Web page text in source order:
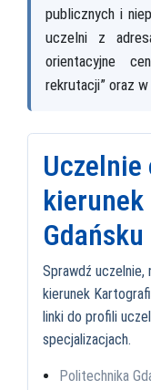
publicznych i
uczelni z
orientacyjne
rekrutacji” oraz w
Gdańsku
Sprawdź
kierunek
linki do profili
specjalizacjach.
Politechnika